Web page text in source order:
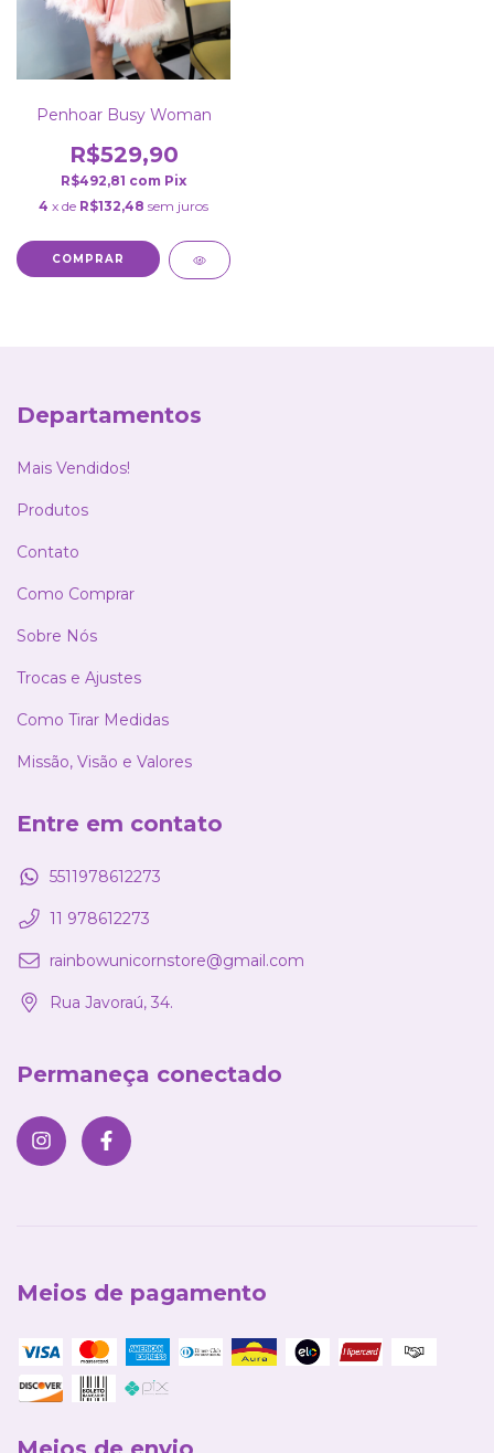
Penhoar Busy Woman
R$529,90
R$492,81 com Pix
4 x de R$132,48 sem juros
COMPRAR
Departamentos
Mais Vendidos!
Produtos
Contato
Como Comprar
Sobre Nós
Trocas e Ajustes
Como Tirar Medidas
Missão, Visão e Valores
Entre em contato
5511978612273
11 978612273
rainbowunicornstore@gmail.com
Rua Javoraú, 34.
Permaneça conectado
Meios de pagamento